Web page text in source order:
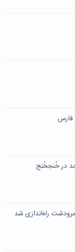
فارس
در خُنجخُنج
راه‌اندازی شد